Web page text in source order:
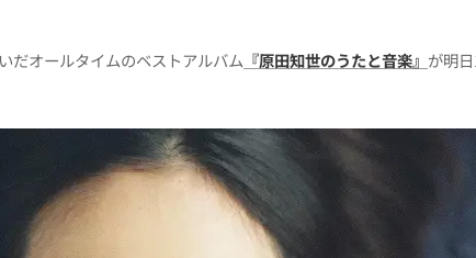
だオールタイムのベストアルバム 『原田知世のうたと音楽』 が明